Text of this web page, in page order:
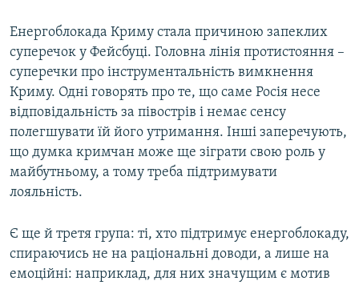
Енергоблокада Криму стала причиною запеклих
суперечок у Фейсбуці. Головна лінія протистояння –
суперечки про інструментальність вимкнення
Криму. Одні говорять про те, що саме Росія несе
відповідальність за півострів і немає сенсу
полегшувати їй його утримання. Інші заперечують,
що думка кримчан може ще зіграти свою роль у
майбутньому, а тому треба підтримувати
лояльність.
Є ще й третя група: ті, хто підтримує енергоблокаду,
спираючись не на раціональні доводи, а лише на
емоційні: наприклад, для них значущим є мотив